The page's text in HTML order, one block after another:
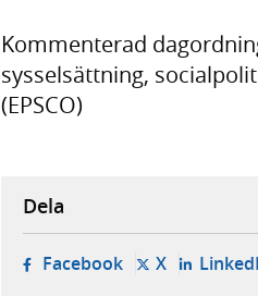
Kommenterad
sysselsättning,
(EPSCO)
Dela
Facebook- öppnas i ny
X- öppnas i